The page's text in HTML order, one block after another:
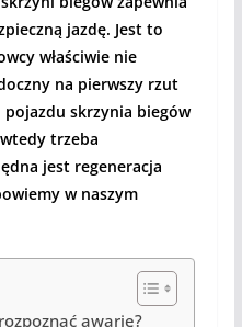
jazdę. Jest to
właściwie nie
na pierwszy rzut
skrzynia biegów
trzeba
jest regeneracja
w naszym
awarię?